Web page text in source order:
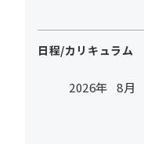
日程/カリキュラム
2026年 8月